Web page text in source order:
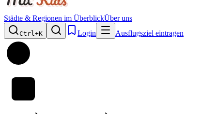
Städte & Regionen im ÜberblickÜber uns
Ctrl+K Login Ausflugsziel eintragen